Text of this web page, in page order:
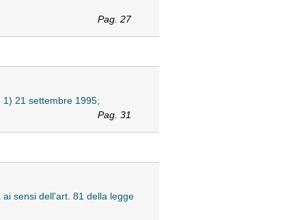
Pag. 27
1) 21 settembre 1995;
Pag. 31
sensi dell'art. 81 della legge